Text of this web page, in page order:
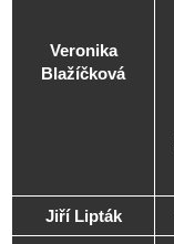
Veronika
Blažíčková
Jiří Lipták